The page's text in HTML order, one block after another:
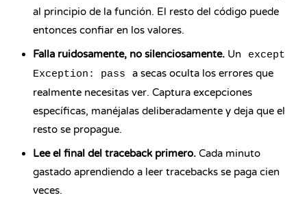
al principio de la función. El resto del código puede
entonces confiar en los valores.
Falla ruidosamente, no silenciosamente. Un
except
Exception: pass
a secas oculta los errores que
realmente necesitas ver. Captura excepciones
específicas, manéjalas deliberadamente y deja que el
resto se propague.
Lee el final del traceback primero. Cada minuto
gastado aprendiendo a leer tracebacks se paga cien
veces.